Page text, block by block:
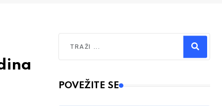
Type 2 or more characters for results.
POVEŽITE SE